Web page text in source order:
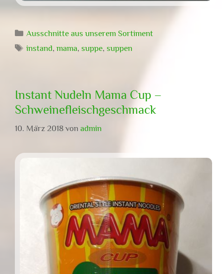
Kategorien
Ausschnitte aus unserem Sortiment
Schlagwörter
instand,mama,suppe, suppen
Instant Nudeln Mama Cup –
Schweinefleischgeschmack
10. März 2018 von admin